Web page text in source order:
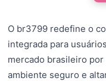
O br3799 redefine o
integrada para
mercado brasileiro
ambiente seguro e